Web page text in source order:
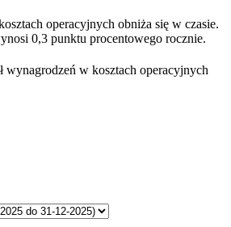
operacyjnych obniża się w czasie.
0,3 punktu procentowego rocznie.
wynagrodzeń w kosztach operacyjnych